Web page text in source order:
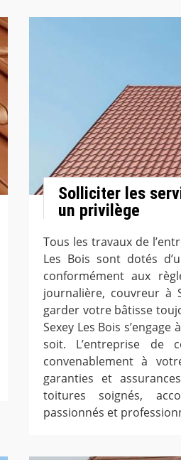
Solliciter les
un privilège
Tous les travaux de
Les Bois sont dotés
conformément aux
journalière, couvreur à
garder votre bâtisse
Sexey Les Bois
soit. L’entreprise de
convenablement à
garanties et
toitures soignés,
passionnés et